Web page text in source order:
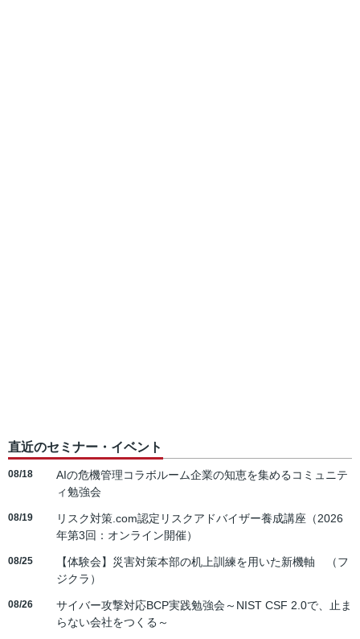
直近のセミナー・イベント
08/18
AIの危機管理コラボルーム企業の知恵を集めるコミュニテ
ィ勉強会
08/19
リスク対策.com認定リスクアドバイザー養成講座（2026
年第3回：オンライン開催）
08/25
【体験会】災害対策本部の机上訓練を用いた新機軸 （フ
ジクラ）
08/26
サイバー攻撃対応BCP実践勉強会～NIST CSF 2.0で、止ま
らない会社をつくる～